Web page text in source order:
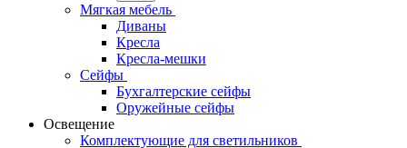
Мягкая мебель
Диваны
Кресла
Кресла-мешки
Сейфы
Бухгалтерские сейфы
Оружейные сейфы
Освещение
Комплектующие для светильников